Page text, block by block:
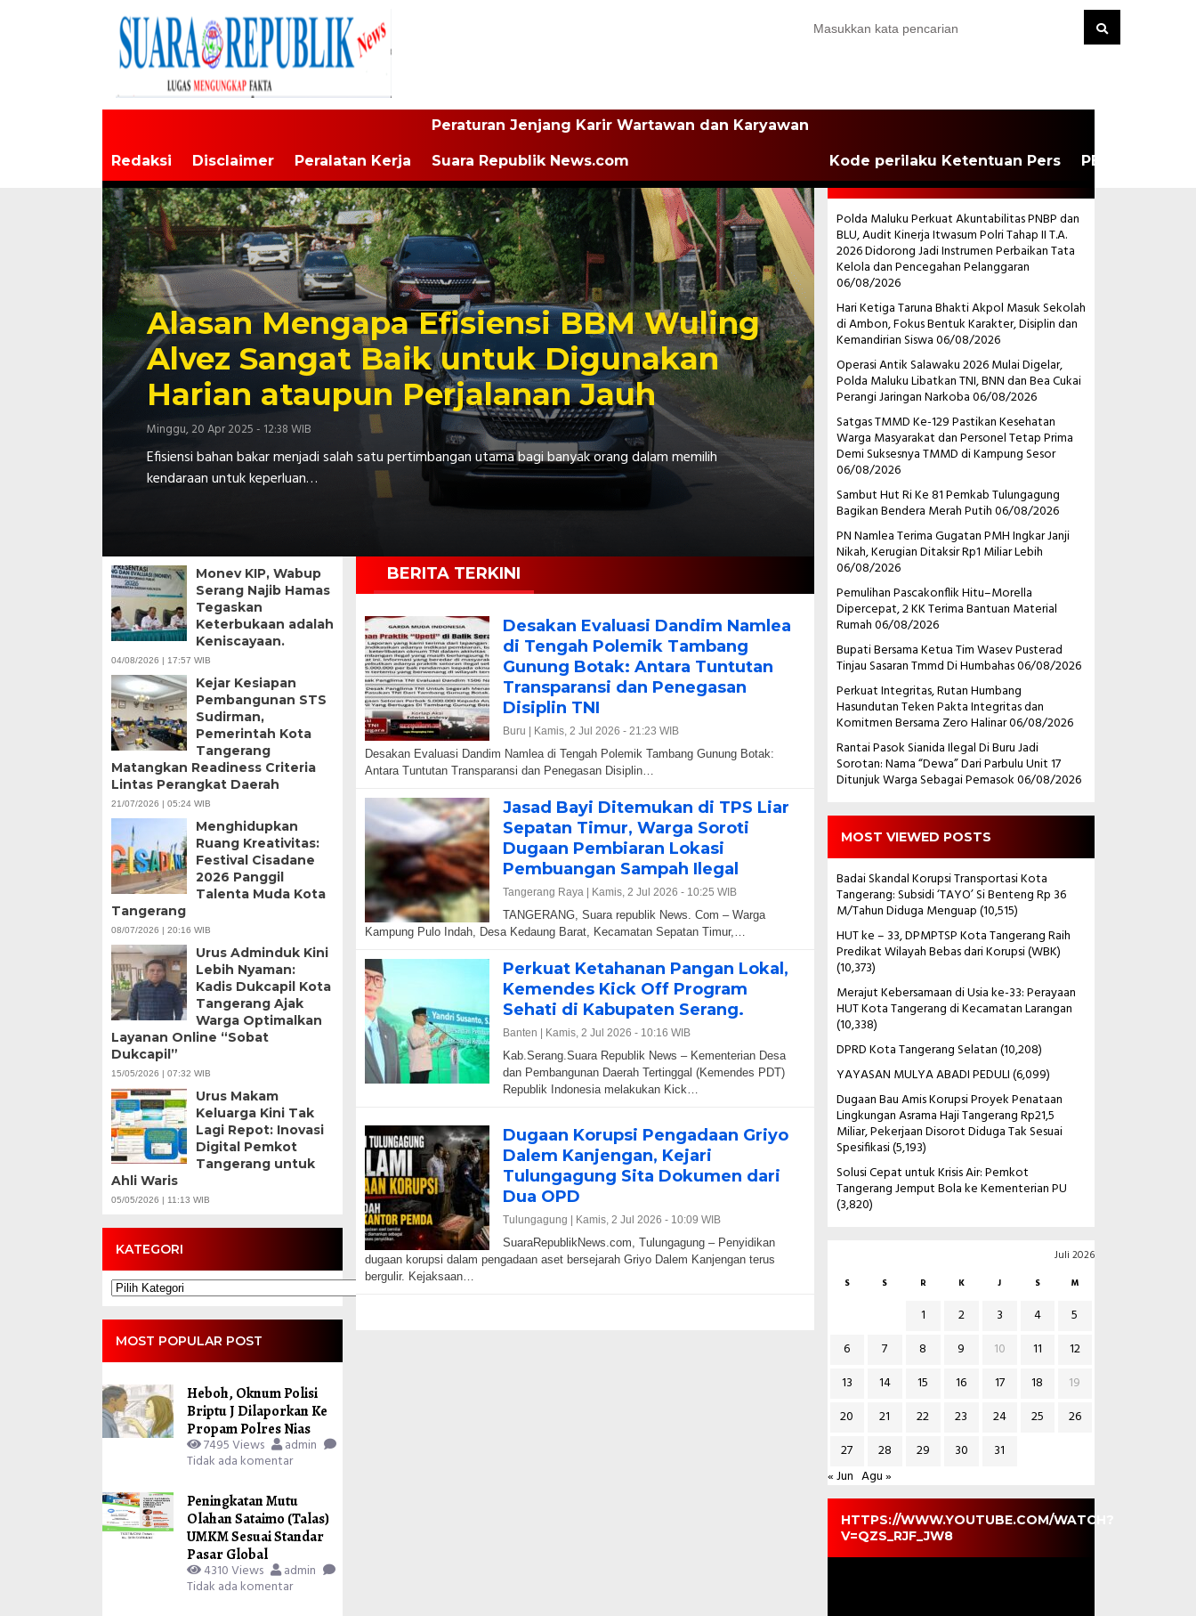
Redaksi Disclaimer Peralatan Kerja
Peraturan Jenjang Karir Wartawan dan Karyawan
Suara Republik News.com Kode perilaku Ketentuan Pers PEDOMAN
Alasan Mengapa Efisiensi BBM Wuling
Alvez Sangat Baik untuk Digunakan
Harian ataupun Perjalanan Jauh
Minggu, 20 Apr 2025 - 12:38 WIB
Efisiensi bahan bakar menjadi salah satu pertimbangan utama bagi banyak orang dalam memilih
kendaraan untuk keperluan…
Monev KIP, Wabup
Serang Najib Hamas
Tegaskan
Keterbukaan adalah
Keniscayaan.
04/08/2026 | 17:57 WIB
Kejar Kesiapan
Pembangunan STS
Sudirman,
Pemerintah Kota
Tangerang
Matangkan Readiness Criteria
Lintas Perangkat Daerah
21/07/2026 | 05:24 WIB
Menghidupkan
Ruang Kreativitas:
Festival Cisadane
2026 Panggil
Talenta Muda Kota
Tangerang
08/07/2026 | 20:16 WIB
Urus Adminduk Kini
Lebih Nyaman:
Kadis Dukcapil Kota
Tangerang Ajak
Warga Optimalkan
Layanan Online “Sobat
Dukcapil”
15/05/2026 | 07:32 WIB
Urus Makam
Keluarga Kini Tak
Lagi Repot: Inovasi
Digital Pemkot
Tangerang untuk
Ahli Waris
05/05/2026 | 11:13 WIB
KATEGORI
Kategori
MOST POPULAR POST
Heboh, Oknum Polisi
Briptu J Dilaporkan Ke
Propam Polres Nias
7495 Views admin
Tidak ada komentar
Peningkatan Mutu
Olahan Sataimo (Talas)
UMKM Sesuai Standar
Pasar Global
4310 Views admin
Tidak ada komentar
BERITA TERKINI
Desakan Evaluasi Dandim Namlea
di Tengah Polemik Tambang
Gunung Botak: Antara Tuntutan
Transparansi dan Penegasan
Disiplin TNI
Buru | Kamis, 2 Jul 2026 - 21:23 WIB
Desakan Evaluasi Dandim Namlea di Tengah Polemik Tambang Gunung Botak:
Antara Tuntutan Transparansi dan Penegasan Disiplin…
Jasad Bayi Ditemukan di TPS Liar
Sepatan Timur, Warga Soroti
Dugaan Pembiaran Lokasi
Pembuangan Sampah Ilegal
Tangerang Raya | Kamis, 2 Jul 2026 - 10:25 WIB
TANGERANG, Suara republik News. Com – Warga
Kampung Pulo Indah, Desa Kedaung Barat, Kecamatan Sepatan Timur,…
Perkuat Ketahanan Pangan Lokal,
Kemendes Kick Off Program
Sehati di Kabupaten Serang.
Banten | Kamis, 2 Jul 2026 - 10:16 WIB
Kab.Serang.Suara Republik News – Kementerian Desa
dan Pembangunan Daerah Tertinggal (Kemendes PDT)
Republik Indonesia melakukan Kick…
Dugaan Korupsi Pengadaan Griyo
Dalem Kanjengan, Kejari
Tulungagung Sita Dokumen dari
Dua OPD
Tulungagung | Kamis, 2 Jul 2026 - 10:09 WIB
SuaraRepublikNews.com, Tulungagung – Penyidikan
dugaan korupsi dalam pengadaan aset bersejarah Griyo Dalem Kanjengan terus
bergulir. Kejaksaan…
POS-POS TERBARU
Polda Maluku Perkuat Akuntabilitas PNBP dan
BLU, Audit Kinerja Itwasum Polri Tahap II T.A.
2026 Didorong Jadi Instrumen Perbaikan Tata
Kelola dan Pencegahan Pelanggaran
06/08/2026
Hari Ketiga Taruna Bhakti Akpol Masuk Sekolah
di Ambon, Fokus Bentuk Karakter, Disiplin dan
Kemandirian Siswa06/08/2026
Operasi Antik Salawaku 2026 Mulai Digelar,
Polda Maluku Libatkan TNI, BNN dan Bea Cukai
Perangi Jaringan Narkoba06/08/2026
Satgas TMMD Ke-129 Pastikan Kesehatan
Warga Masyarakat dan Personel Tetap Prima
Demi Suksesnya TMMD di Kampung Sesor
06/08/2026
Sambut Hut Ri Ke 81 Pemkab Tulungagung
Bagikan Bendera Merah Putih06/08/2026
PN Namlea Terima Gugatan PMH Ingkar Janji
Nikah, Kerugian Ditaksir Rp1 Miliar Lebih
06/08/2026
Pemulihan Pascakonflik Hitu–Morella
Dipercepat, 2 KK Terima Bantuan Material
Rumah06/08/2026
Bupati Bersama Ketua Tim Wasev Pusterad
Tinjau Sasaran Tmmd Di Humbahas06/08/2026
Perkuat Integritas, Rutan Humbang
Hasundutan Teken Pakta Integritas dan
Komitmen Bersama Zero Halinar06/08/2026
Rantai Pasok Sianida Ilegal Di Buru Jadi
Sorotan: Nama “Dewa” Dari Parbulu Unit 17
Ditunjuk Warga Sebagai Pemasok06/08/2026
MOST VIEWED POSTS
Badai Skandal Korupsi Transportasi Kota
Tangerang: Subsidi ‘TAYO’ Si Benteng Rp 36
M/Tahun Diduga Menguap(10,515)
HUT ke – 33, DPMPTSP Kota Tangerang Raih
Predikat Wilayah Bebas dari Korupsi (WBK)
(10,373)
Merajut Kebersamaan di Usia ke-33: Perayaan
HUT Kota Tangerang di Kecamatan Larangan
(10,338)
DPRD Kota Tangerang Selatan(10,208)
YAYASAN MULYA ABADI PEDULI(6,099)
Dugaan Bau Amis Korupsi Proyek Penataan
Lingkungan Asrama Haji Tangerang Rp21,5
Miliar, Pekerjaan Disorot Diduga Tak Sesuai
Spesifikasi(5,193)
Solusi Cepat untuk Krisis Air: Pemkot
Tangerang Jemput Bola ke Kementerian PU
(3,820)
Juli 2026
S S R K J S M
1 2 3 4
5
6
7 8 9 10 11
12
13
14 15 16 17 18
19
20
21 22 23 24 25
26
27
28 29 30
31
« Jun Agu »
HTTPS://WWW.YOUTUBE.COM/WATCH?
V=QZS_RJF_JW8
Pemutar